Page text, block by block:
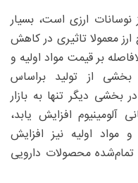
ارزی است، بسیار
معمولا تاثیری در کاهش
بر قیمت مواد اولیه و
از تولید براساس
دیگر تنها به بازار
آلومینیوم افزایش یابد،
مواد اولیه نیز افزایش
محصولات دارویی